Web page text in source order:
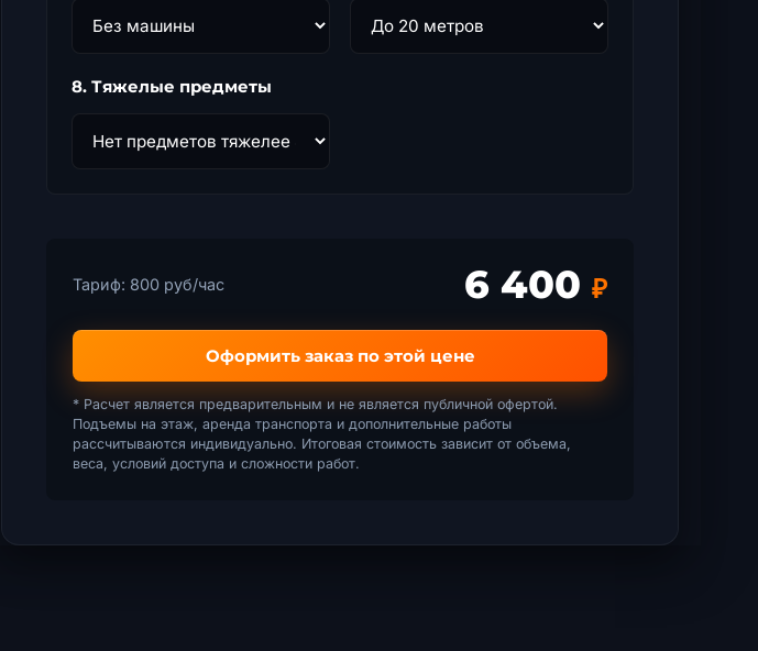
8. Тяжелые предметы
Тариф: 800 руб/час 6 400 ₽
Оформить заказ по этой цене
* Расчет является предварительным и не является публичной офертой.
Подъемы на этаж, аренда транспорта и дополнительные работы
рассчитываются индивидуально. Итоговая стоимость зависит от объема,
веса, условий доступа и сложности работ.